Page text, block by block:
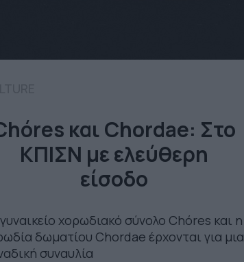
και Chordae: Στο
ΚΠΙΣΝ με ελεύθερη
είσοδο
χορωδιακό σύνολο Chóres και η
δωματίου Chordae έρχονται για μια
συναυλία